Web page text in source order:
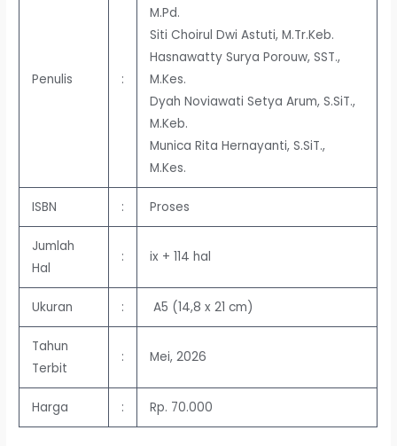
Penulis :
M.Pd.
Siti Choirul Dwi Astuti, M.Tr.Keb.
Hasnawatty Surya Porouw, SST.,
M.Kes.
Dyah Noviawati Setya Arum, S.SiT.,
M.Keb.
Munica Rita Hernayanti, S.SiT.,
M.Kes.
ISBN : Proses
Jumlah
Hal
: ix + 114 hal
Ukuran : A5 (14,8 x 21 cm)
Tahun
Terbit
: Mei, 2026
Harga : Rp. 70.000